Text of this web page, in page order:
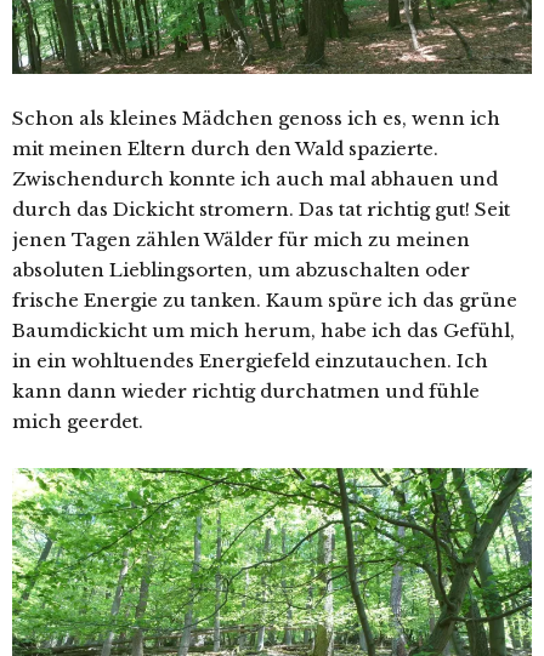
Schon als kleines Mädchen genoss ich es, wenn ich
mit meinen Eltern durch den Wald spazierte.
Zwischendurch konnte ich auch mal abhauen und
durch das Dickicht stromern. Das tat richtig gut! Seit
jenen Tagen zählen Wälder für mich zu meinen
absoluten Lieblingsorten, um abzuschalten oder
frische Energie zu tanken. Kaum spüre ich das grüne
Baumdickicht um mich herum, habe ich das Gefühl,
in ein wohltuendes Energiefeld einzutauchen. Ich
kann dann wieder richtig durchatmen und fühle
mich geerdet.